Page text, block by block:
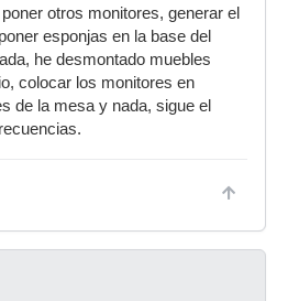
otros monitores, generar el
esponjas en la base del
he desmontado muebles
colocar los monitores en
de la mesa y nada, sigue el